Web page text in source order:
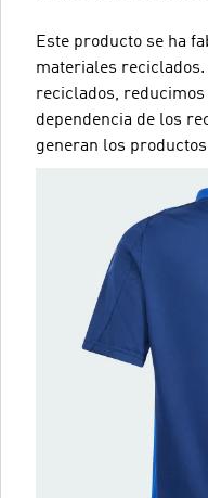
Este producto se ha
materiales
reciclados,
dependencia de los
generan los